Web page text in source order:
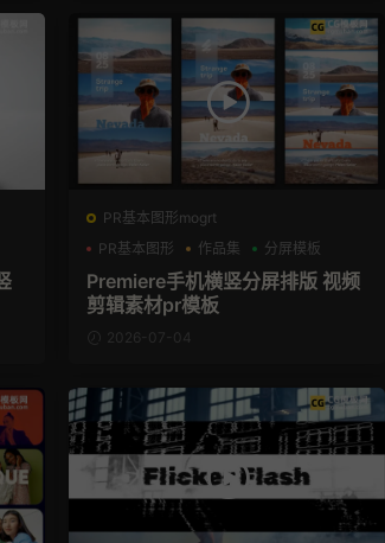
PR基本图形mogrt
PR基本图形
作品集 分屏模板
Premiere手机横竖分屏排版 视频
剪辑素材pr模板
2026-07-04